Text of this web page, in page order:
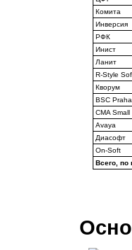
Комита
Инверсия
РФК
Инист
Ланит
R-Style
Кворум
BSC Praha
CMA Small
Avaya
Диасофт
On-Soft
Всего, по